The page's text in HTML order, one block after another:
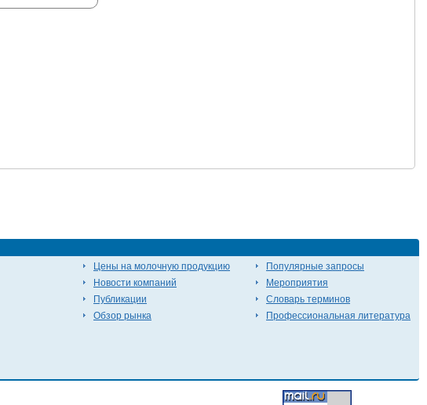
Цены на молочную продукцию
Новости компаний
Публикации
Обзор рынка
Популярные запросы
Мероприятия
Словарь терминов
Профессиональная литература